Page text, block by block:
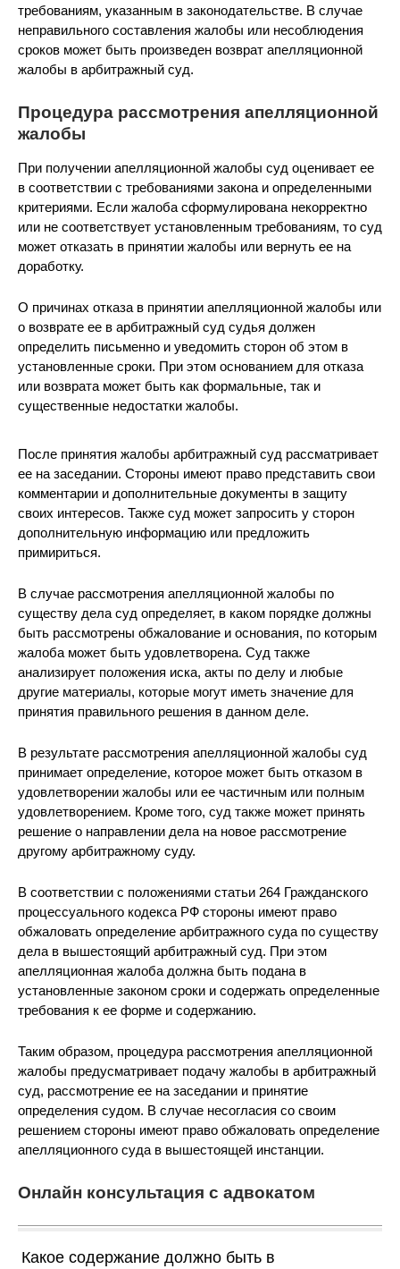
требованиям, указанным в законодательстве. В случае
неправильного составления жалобы или несоблюдения
сроков может быть произведен возврат апелляционной
жалобы в арбитражный суд.
Процедура рассмотрения апелляционной
жалобы
При получении апелляционной жалобы суд оценивает ее
в соответствии с требованиями закона и определенными
критериями. Если жалоба сформулирована некорректно
или не соответствует установленным требованиям, то суд
может отказать в принятии жалобы или вернуть ее на
доработку.
О причинах отказа в принятии апелляционной жалобы или
о возврате ее в арбитражный суд судья должен
определить письменно и уведомить сторон об этом в
установленные сроки. При этом основанием для отказа
или возврата может быть как формальные, так и
существенные недостатки жалобы.
После принятия жалобы арбитражный суд рассматривает
ее на заседании. Стороны имеют право представить свои
комментарии и дополнительные документы в защиту
своих интересов. Также суд может запросить у сторон
дополнительную информацию или предложить
примириться.
В случае рассмотрения апелляционной жалобы по
существу дела суд определяет, в каком порядке должны
быть рассмотрены обжалование и основания, по которым
жалоба может быть удовлетворена. Суд также
анализирует положения иска, акты по делу и любые
другие материалы, которые могут иметь значение для
принятия правильного решения в данном деле.
В результате рассмотрения апелляционной жалобы суд
принимает определение, которое может быть отказом в
удовлетворении жалобы или ее частичным или полным
удовлетворением. Кроме того, суд также может принять
решение о направлении дела на новое рассмотрение
другому арбитражному суду.
В соответствии с положениями статьи 264 Гражданского
процессуального кодекса РФ стороны имеют право
обжаловать определение арбитражного суда по существу
дела в вышестоящий арбитражный суд. При этом
апелляционная жалоба должна быть подана в
установленные законом сроки и содержать определенные
требования к ее форме и содержанию.
Таким образом, процедура рассмотрения апелляционной
жалобы предусматривает подачу жалобы в арбитражный
суд, рассмотрение ее на заседании и принятие
определения судом. В случае несогласия со своим
решением стороны имеют право обжаловать определение
апелляционного суда в вышестоящей инстанции.
Онлайн консультация с адвокатом
Какое содержание должно быть в